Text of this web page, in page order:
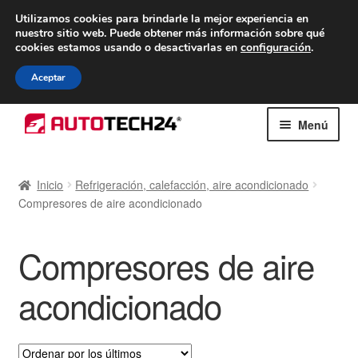
ENTREGA desde 7 EUR
De lunes a viernes de 9 a. m. a 4 p. m.
navegación
al
Menú
Caja registradora
Inicio
Refrigeración, calefacción, aire acondicionado
Compresores de aire acondicionado
Compresores de aire
acondicionado
Utilizamos cookies para brindarle la mejor experiencia en
nuestro sitio web. Puede obtener más información sobre qué
cookies estamos usando o desactivarlas en configuración.
Aceptar